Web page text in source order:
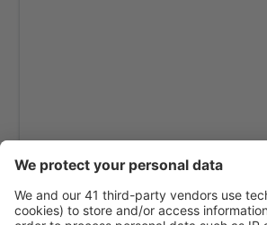
Pagadian Airport (PAG)
Puerto Princesa Airport (PPS)
Roxas Airport (RXS)